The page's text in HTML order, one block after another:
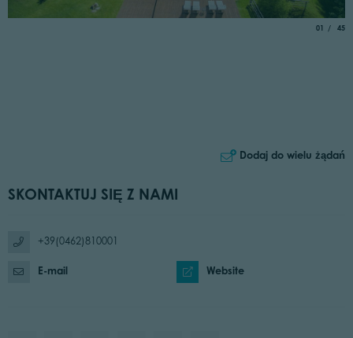
01 of
45
Dodaj do wielu żądań
SKONTAKTUJ SIĘ Z NAMI
+39(0462)810001
E-mail Website